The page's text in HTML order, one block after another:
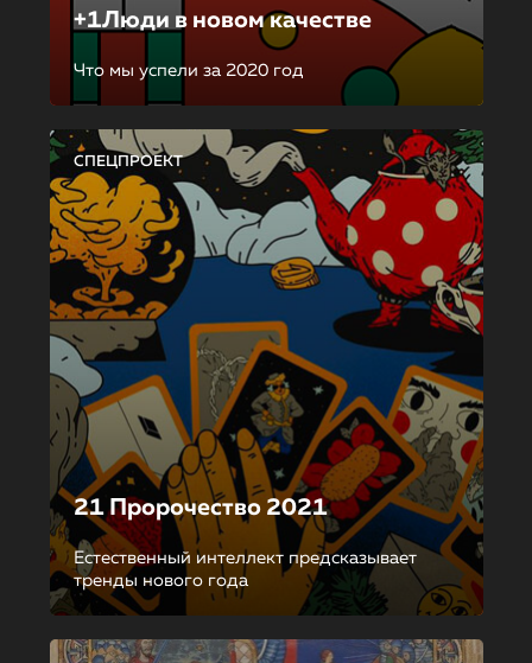
+1Люди в новом качестве
Что мы успели за 2020 год
СПЕЦПРОЕКТ
21 Пророчество 2021
Естественный интеллект предсказывает
тренды нового года